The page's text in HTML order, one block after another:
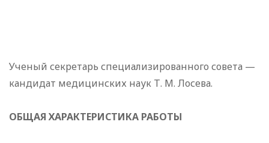
Ученый секретарь специализированного совета —
кандидат медицинских наук Т. М. Лосева.
ОБЩАЯ ХАРАКТЕРИСТИКА РАБОТЫ